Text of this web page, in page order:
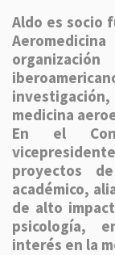
Aldo es socio
medicina
En el
proyectos
académico,
de alto
psicología,
interés en la